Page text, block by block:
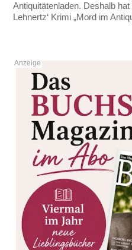
Antiquitätenladen. Deshalb
Lehnertz‘ Krimi „Mord im